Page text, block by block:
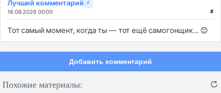
Лучший комментарий ⚡
16.06.2026 00:00 #
Тот самый момент, когда ты — тот ещё самогонщик... 😊
Добавить комментарий
Похожие материалы: